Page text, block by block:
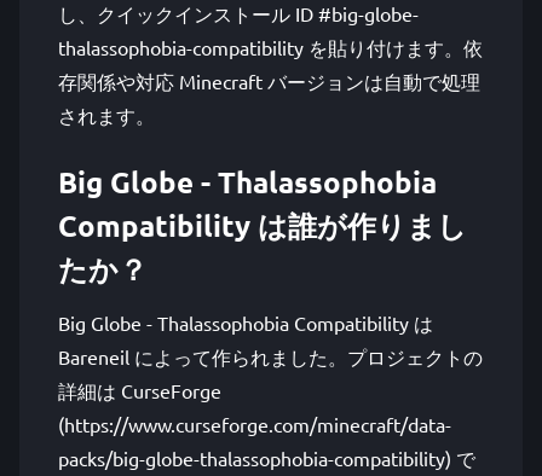
し、クイックインストール ID #big-globe-
thalassophobia-compatibility を貼り付けます。依
存関係や対応 Minecraft バージョンは自動で処理
されます。
Big Globe - Thalassophobia
Compatibility は誰が作りまし
たか？
Big Globe - Thalassophobia Compatibility は
Bareneil によって作られました。プロジェクトの
詳細は CurseForge
(https://www.curseforge.com/minecraft/data-
packs/big-globe-thalassophobia-compatibility) で